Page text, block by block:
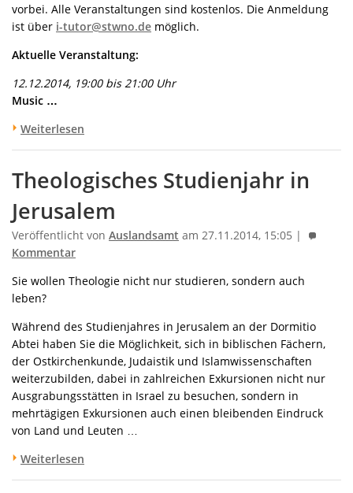
vorbei. Alle Veranstaltungen sind kostenlos. Die Anmeldung
ist über i-tutor@stwno.de möglich.
Aktuelle Veranstaltung:
12.12.2014, 19:00 bis 21:00 Uhr
Music …
Weiterlesen
Theologisches Studienjahr in
Jerusalem
Veröffentlicht von Auslandsamt am 27.11.2014, 15:05 |
Kommentar
Sie wollen Theologie nicht nur studieren, sondern auch
leben?
Während des Studienjahres in Jerusalem an der Dormitio
Abtei haben Sie die Möglichkeit, sich in biblischen Fächern,
der Ostkirchenkunde, Judaistik und Islamwissenschaften
weiterzubilden, dabei in zahlreichen Exkursionen nicht nur
Ausgrabungsstätten in Israel zu besuchen, sondern in
mehrtägigen Exkursionen auch einen bleibenden Eindruck
von Land und Leuten …
Weiterlesen